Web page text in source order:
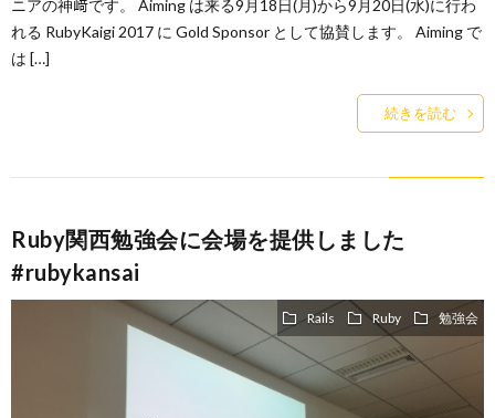
ニアの神﨑です。 Aiming は来る9月18日(月)から9月20日(水)に行わ
れる RubyKaigi 2017 に Gold Sponsor として協賛します。 Aiming で
は […]
続きを読む
Ruby関西勉強会に会場を提供しました
#rubykansai
Rails Ruby 勉強会